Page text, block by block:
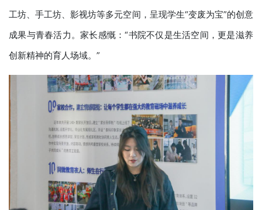
工坊、手工坊、影视坊等多元空间，呈现学生“变废为宝”的创意
成果与青春活力。家长感慨：“书院不仅是生活空间，更是滋养
创新精神的育人场域。”